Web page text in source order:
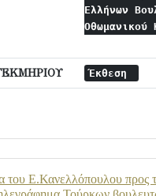
Ελλήνων
Οθωμανικού
Έκθεση
του Ε.Κανελλόπουλου προς